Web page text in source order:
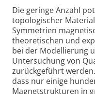
Die geringe Anzahl
topologischer
Symmetrien
theoretischen und
bei der Modellierung
Untersuchung von
zurückgeführt
dass nur einige
Magnet­strukturen in